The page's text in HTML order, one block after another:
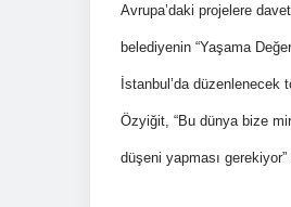
Avrupa’daki projelere
belediyenin “Yaşama
İstanbul’da
Özyiğit, “Bu dünya bize
düşeni yapması gerekiyor”